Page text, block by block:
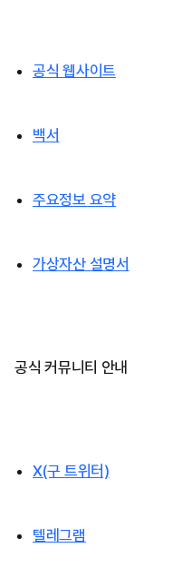
공식 웹사이트
백서
주요정보 요약
가상자산 설명서
공식 커뮤니티 안내
X(구 트위터)
텔레그램